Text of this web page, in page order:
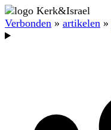
Verbonden » artikelen »